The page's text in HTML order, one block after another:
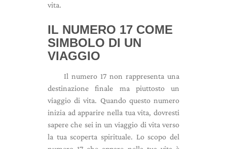
vita.
IL NUMERO 17 COME
SIMBOLO DI UN
VIAGGIO
Il numero 17 non rappresenta una
destinazione finale ma piuttosto un
viaggio di vita. Quando questo numero
inizia ad apparire nella tua vita, dovresti
sapere che sei in un viaggio di vita verso
la tua scoperta spirituale. Lo scopo del